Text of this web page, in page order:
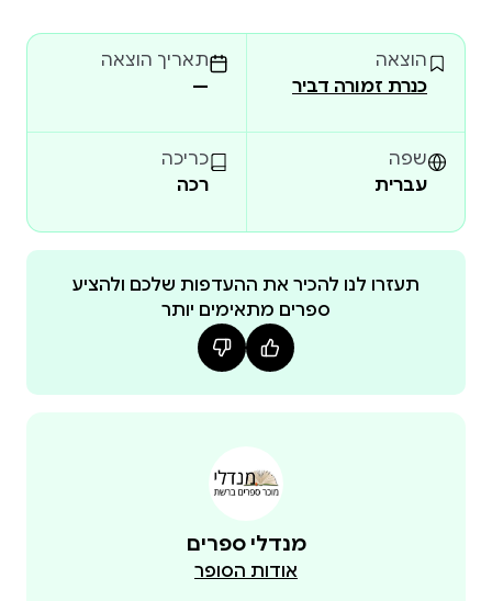
מוצאים את עצמם ב"ארנה", זירה קטלנית, שבה ייאלצו
להילחם על חייהם ולהתעמת עם האופל. האם זה הרגע
שגבריאל האמיתי יֵצא לאור? ואולי הוא יהיה המנהיג שיציל
מלאת אקשן, דמויות מהפנטות, קרבות אפיים ומפלצות
שריריות, שכתובה על פי כל כללי הז'אנר. סדרה לנוער
קוראיה על קצה הכיסא. הצצה לספר
הוצאה
כנרת זמורה דביר
תאריך הוצאה
—
שפה
עברית
כריכה
רכה
תעזרו לנו להכיר את ההעדפות שלכם ולהציע
ספרים מתאימים יותר
מנדלי ספרים
אודות הסופר